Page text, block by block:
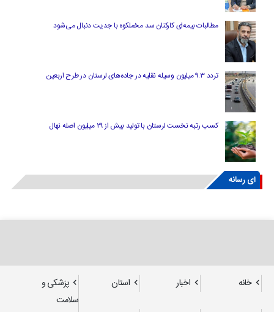
مطالبات بیمه‌ای کارکنان سد مخملکوه با جدیت دنبال می‌شود
تردد ۹.۳ میلیون وسیله نقلیه در جاده‌های لرستان در طرح اربعین
کسب رتبه نخست لرستان با تولید بیش از ۲۹ میلیون اصله نهال
ای رسانه
خانه اخبار استان
پزشکی و
سلامت